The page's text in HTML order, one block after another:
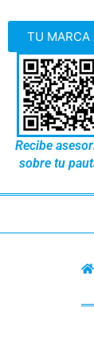
TU MARCA
Recibe
sobre tu